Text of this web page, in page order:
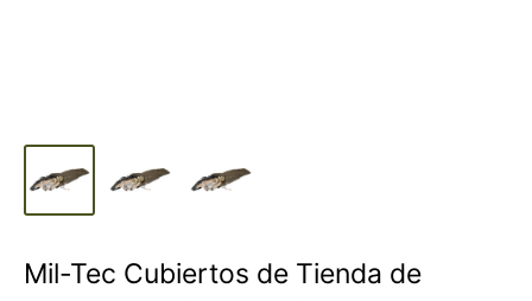
Mil-Tec Cubiertos de Tienda de